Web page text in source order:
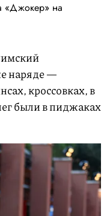
«Джокер» на
наряде —
кроссовках, в
были в пиджаках